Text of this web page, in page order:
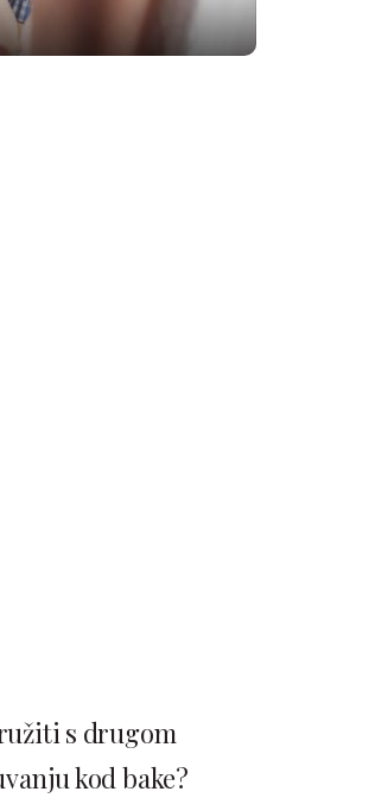
s drugom
kod bake?